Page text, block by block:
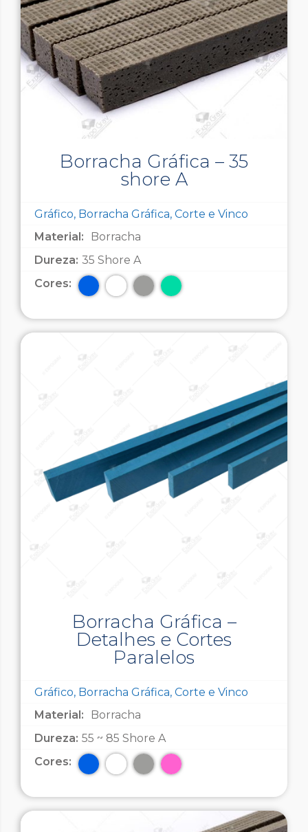
Borracha Gráfica – 35
shore A
Gráfico, Borracha Gráfica, Corte e Vinco
Material:
Borracha
Dureza: 35 Shore A
Cores:
Borracha Gráfica –
Detalhes e Cortes
Paralelos
Gráfico, Borracha Gráfica, Corte e Vinco
Material:
Borracha
Dureza: 55 ~ 85 Shore A
Cores: